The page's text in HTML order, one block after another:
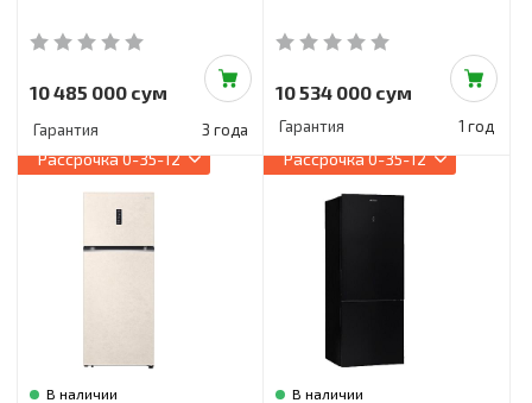
10 485 000 сум
Гарантия 3 года
10 534 000 сум
Гарантия 1 год
Рассрочка0-35-12
В наличии
Рассрочка0-35-12
В наличии